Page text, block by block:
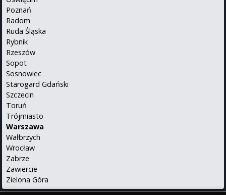
Poznań
Radom
Ruda Śląska
Rybnik
Rzeszów
Sopot
Sosnowiec
Starogard Gdański
Szczecin
Toruń
Trójmiasto
Warszawa
Wałbrzych
Wrocław
Zabrze
Zawiercie
Zielona Góra